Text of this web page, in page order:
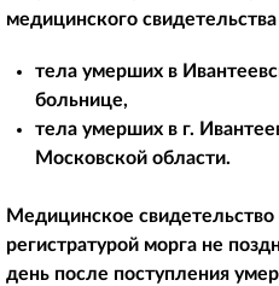
медицинского
тела умерших в
больнице,
тела умерших в г.
Московской области.
Медицинское
регистратурой морга не
день после поступления